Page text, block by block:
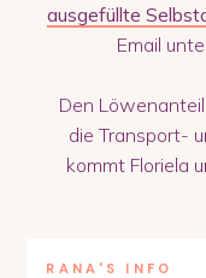
ausgefüllte
Email
Den
die Transport-
kommt Floriela
RANA 'S INFO